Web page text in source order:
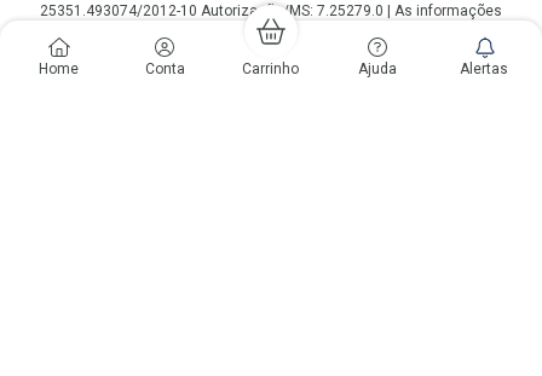
Home Conta Carrinho Ajuda Alertas
25351.493074/2012-10 Autorização/MS: 7.25279.0 | As informações
contidas neste site, como promoções e ofertas de remédios e
medicamentos, não devem ser usadas para automedicação e não
substituem, em hipótese alguma, a medicação prescrita pelo profissional da